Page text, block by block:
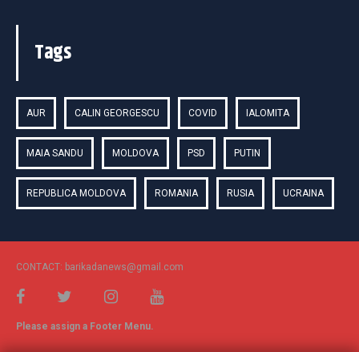
Tags
AUR CALIN GEORGESCU COVID IALOMITA
MAIA SANDU MOLDOVA PSD PUTIN
REPUBLICA MOLDOVA ROMANIA RUSIA UCRAINA
CONTACT: barikadanews@gmail.com
Please assign a Footer Menu.